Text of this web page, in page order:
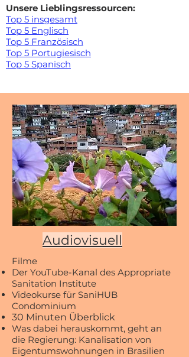
Unsere Lieblingsressourcen:
Top 5 insgesamt
Top 5 Englisch
Top 5 Französisch
Top 5 Portugiesisch
Top 5 Spanisch
Audiovisuell
Filme
Der YouTube-Kanal des Appropriate
Sanitation Institute
Videokurse für SaniHUB
Condominium
30 Minuten Überblick
Was dabei herauskommt, geht an
die Regierung: Kanalisation von
Eigentumswohnungen in Brasilien